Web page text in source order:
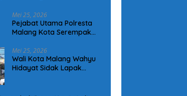
Mei 25, 2026
Pejabat Utama Polresta
Malang Kota Serempak
Komitmen Kepedulian
Kepada Keluarga Korban
Kanjuruhan
Mei 25, 2026
Wali Kota Malang Wahyu
Hidayat Sidak Lapak